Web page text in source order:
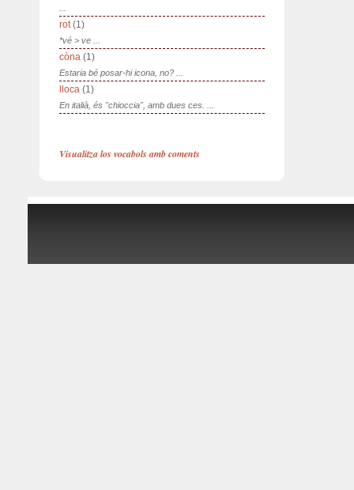
rot(1)
*vé > ve ...
còna (1)
Estaria bé posar-hi icona, no? ...
lloca (1)
En italià, és "chioccia", amb dues ces. ...
Visualitza los vocabols amb coments